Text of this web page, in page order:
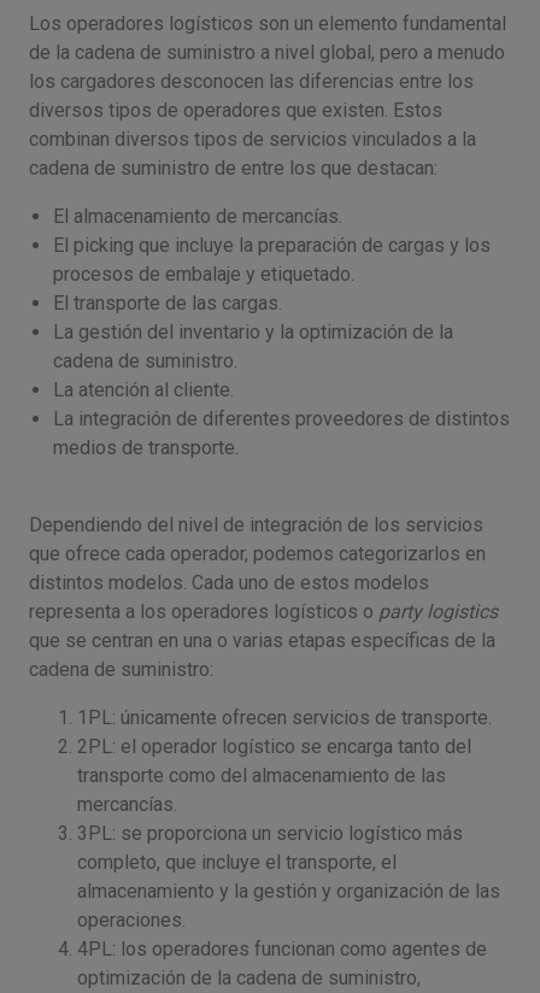
Los operadores logísticos son un elemento fundamental
de la cadena de suministro a nivel global, pero a menudo
los cargadores desconocen las diferencias entre los
diversos tipos de operadores que existen. Estos
combinan diversos tipos de servicios vinculados a la
cadena de suministro de entre los que destacan:
El almacenamiento de mercancías.
El picking que incluye la preparación de cargas y los
procesos de embalaje y etiquetado.
El transporte de las cargas.
La gestión del inventario y la optimización de la
cadena de suministro.
La atención al cliente.
La integración de diferentes proveedores de distintos
medios de transporte.
Dependiendo del nivel de integración de los servicios
que ofrece cada operador, podemos categorizarlos en
distintos modelos. Cada uno de estos modelos
representa a los operadores logísticos o party logistics
que se centran en una o varias etapas específicas de la
cadena de suministro:
1PL: únicamente ofrecen servicios de transporte.
2PL: el operador logístico se encarga tanto del
transporte como del almacenamiento de las
mercancías.
3PL: se proporciona un servicio logístico más
completo, que incluye el transporte, el
almacenamiento y la gestión y organización de las
operaciones.
4PL: los operadores funcionan como agentes de
optimización de la cadena de suministro,